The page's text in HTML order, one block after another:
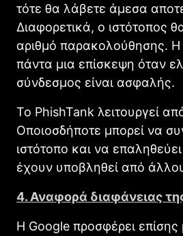
τότε θα λάβετε άμεσα
Διαφορετικά, ο ιστότοπος
αριθμό παρακολούθησης. Η
πάντα μια επίσκεψη όταν
σύνδεσμος είναι ασφαλής.
Το PhishTank λειτουργεί
Οποιοσδήποτε μπορεί να
ιστότοπο και να
έχουν υποβληθεί από
4. Αναφορά διαφάνειας
Η Google προσφέρει επίσης